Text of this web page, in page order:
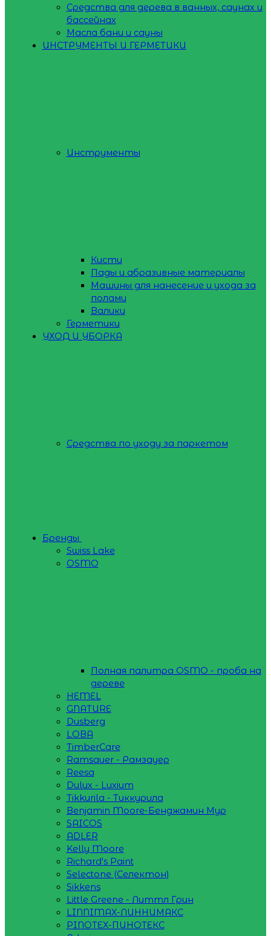
Средства для дерева в ванных, саунах и
бассейнах
Масла бани и сауны
ИНСТРУМЕНТЫ И ГЕРМЕТИКИ
Инструменты
Кисти
Пады и абразивные материалы
Машины для нанесение и ухода за
полами
Валики
Герметики
УХОД И УБОРКА
Средства по уходу за паркетом
Бренды
Swiss Lake
OSMO
Полная палитра OSMO - проба на
дереве
HEMEL
GNATURE
Dusberg
LOBA
TimberCare
Ramsauer - Рамзауер
Reesa
Dulux - Luxium
Tikkurila - Тиккурила
Benjamin Moore-Бенджамин Мур
SAICOS
ADLER
Kelly Moore
Richard's Paint
Selectone (Селектон)
Sikkens
Little Greene - Литтл Грин
LINNIMAX-ЛИННИМАКС
PINOTEX-ПИНОТЕКС